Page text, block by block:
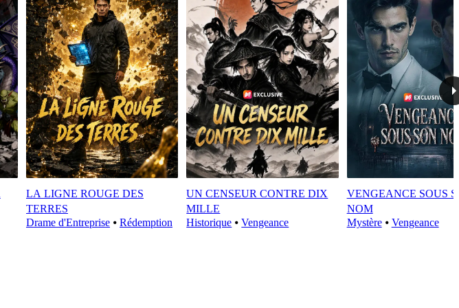
LA LIGNE ROUGE DES
TERRES
Drame d'Entreprise⦁ Rédemption
UN CENSEUR CONTRE DIX
MILLE
Historique ⦁Vengeance
VENGEANCE SOUS
NOM
Mystère⦁ Vengeance